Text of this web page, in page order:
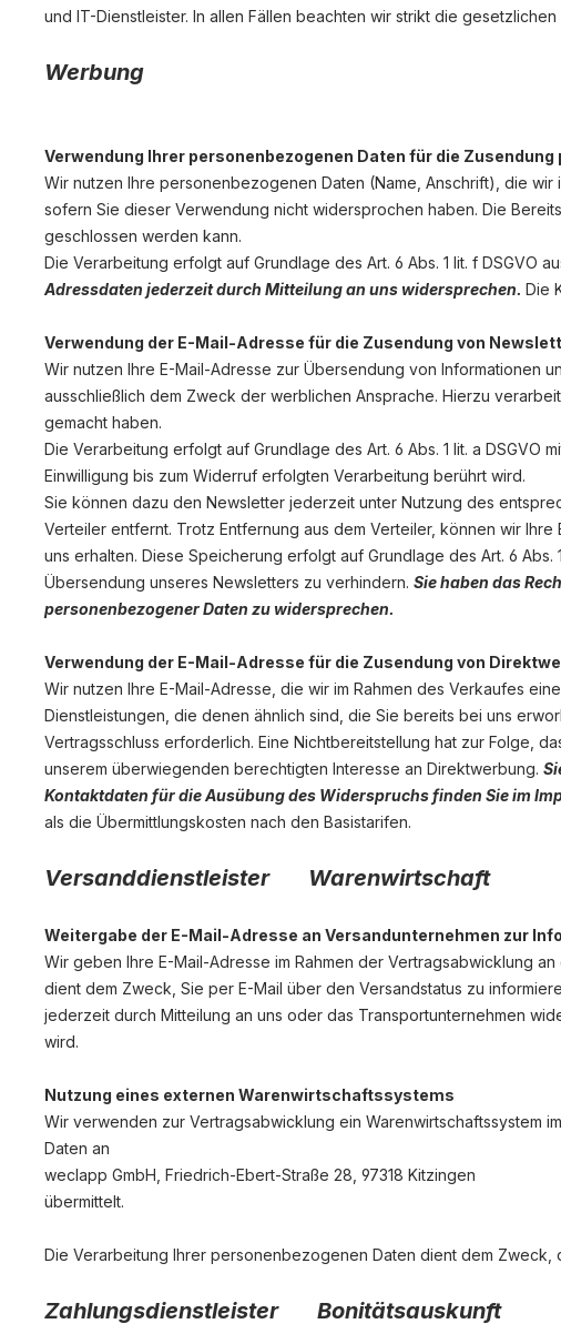
und IT-Dienstleister. In allen Fällen beachten wir strikt die
Werbung
Verwendung Ihrer personenbezogenen Daten für die
Wir nutzen Ihre personenbezogenen Daten (Name, Anschrift), die
sofern Sie dieser Verwendung nicht widersprochen haben. Die
geschlossen werden kann.
Die Verarbeitung erfolgt auf Grundlage des Art. 6 Abs. 1 lit. f DSGVO
Adressdaten jederzeit durch Mitteilung an uns widersprechen. Die
Verwendung der E-Mail-Adresse für die Zusendung von
Wir nutzen Ihre E-Mail-Adresse zur Übersendung von Informationen
ausschließlich dem Zweck der werblichen Ansprache. Hierzu
gemacht haben.
Die Verarbeitung erfolgt auf Grundlage des Art. 6 Abs. 1 lit. a
Einwilligung bis zum Widerruf erfolgten Verarbeitung berührt wird.
Sie können dazu den Newsletter jederzeit unter Nutzung des
Verteiler entfernt. Trotz Entfernung aus dem Verteiler, können wir
uns erhalten. Diese Speicherung erfolgt auf Grundlage des Art. 6
Übersendung unseres Newsletters zu verhindern. Sie haben das
personenbezogener Daten zu widersprechen.
Verwendung der E-Mail-Adresse für die Zusendung von
Wir nutzen Ihre E-Mail-Adresse, die wir im Rahmen des Verkaufes
Dienstleistungen, die denen ähnlich sind, die Sie bereits bei uns
Vertragsschluss erforderlich. Eine Nichtbereitstellung hat zur Folge,
unserem überwiegenden berechtigten Interesse an Direktwerbung.
Kontaktdaten für die Ausübung des Widerspruchs finden Sie im
als die Übermittlungskosten nach den Basistarifen.
Versanddienstleister Warenwirtschaft
Weitergabe der E-Mail-Adresse an Versandunternehmen zur
Wir geben Ihre E-Mail-Adresse im Rahmen der Vertragsabwicklung
dient dem Zweck, Sie per E-Mail über den Versandstatus zu
jederzeit durch Mitteilung an uns oder das Transportunternehmen
wird.
Nutzung eines externen Warenwirtschaftssystems
Wir verwenden zur Vertragsabwicklung ein Warenwirtschaftssystem
Daten an
weclapp GmbH, Friedrich-Ebert-Straße 28, 97318 Kitzingen
übermittelt.
Die Verarbeitung Ihrer personenbezogenen Daten dient dem Zweck,
Zahlungsdienstleister Bonitätsauskunft